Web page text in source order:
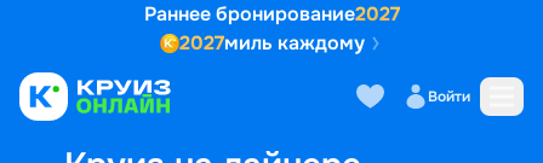
Раннее бронирование2027
2027миль каждому
Войти
Выбор кают Маршрут и